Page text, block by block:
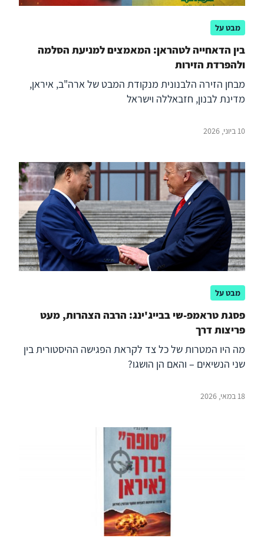
מבט על
בין הדאחייה לטהראן: המאמצים למניעת הסלמה
ולהפרדת הזירות
מבחן הזירה הלבנונית מנקודת המבט של ארה"ב, איראן,
מדינת לבנון, חזבאללה וישראל
10 ביוני, 2026
מבט על
פסגת טראמפ-שי בבייג'ינג: הרבה הצהרות, מעט
פריצות דרך
מה היו המטרות של כל צד לקראת הפגישה ההיסטורית בין
שני הנשיאים – והאם הן הושגו?
18 במאי, 2026